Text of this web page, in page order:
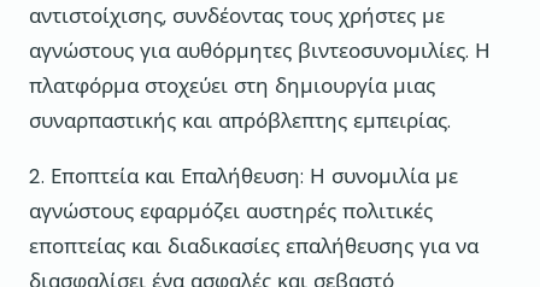
αντιστοίχισης, συνδέοντας τους χρήστες με
αγνώστους για αυθόρμητες βιντεοσυνομιλίες. Η
πλατφόρμα στοχεύει στη δημιουργία μιας
συναρπαστικής και απρόβλεπτης εμπειρίας.
2. Εποπτεία και Επαλήθευση: Η συνομιλία με
αγνώστους εφαρμόζει αυστηρές πολιτικές
εποπτείας και διαδικασίες επαλήθευσης για να
διασφαλίσει ένα ασφαλές και σεβαστό